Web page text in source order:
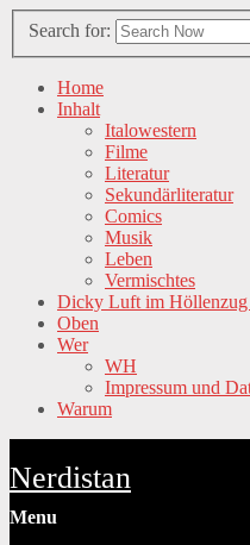
Search for:
Home
Inhalt
Italowestern
Filme
Literatur
Sekundärliteratur
Comics
Musik
Leben
Vermischtes
Dicky Luft im Höllenzug
Oben
Wer
WH
Impressum und
Warum
Nerdistan
Menu